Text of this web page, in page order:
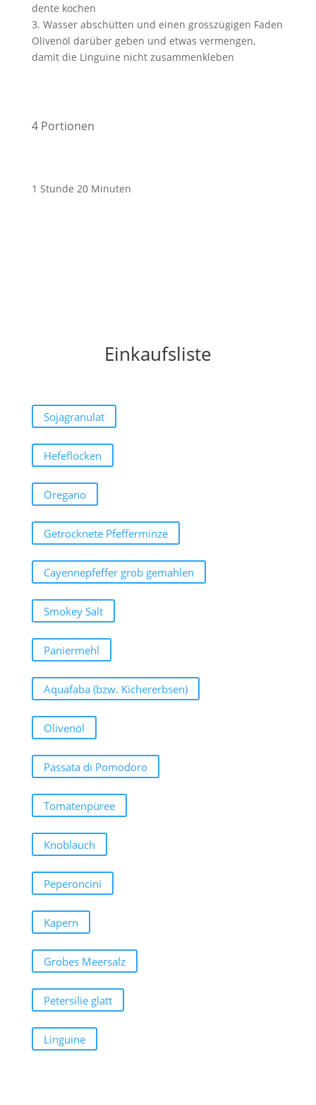
dente kochen
3. Wasser abschütten und einen grosszügigen Faden
Olivenöl darüber geben und etwas vermengen,
damit die Linguine nicht zusammenkleben
4 Portionen
1 Stunde 20 Minuten
Einkaufsliste
Sojagranulat
Hefeflocken
Oregano
Getrocknete Pfefferminze
Cayennepfeffer grob gemahlen
Smokey Salt
Paniermehl
Aquafaba (bzw. Kichererbsen)
Olivenöl
Passata di Pomodoro
Tomatenpüree
Knoblauch
Peperoncini
Kapern
Grobes Meersalz
Petersilie glatt
Linguine